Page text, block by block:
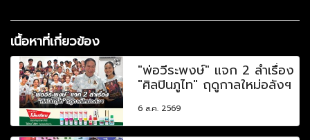
เนื้อหาที่เกี่ยวข้อง
"พ่อวีระพงษ์" แจก 2 ลำเรื่อง
"ศิลปินภูไท" ฤดูกาลใหม่อลังฯ
6 ส.ค. 2569